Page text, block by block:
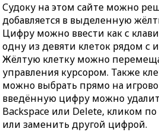
Судоку на этом сайте можно
добавляется в выделенную
Цифру можно ввести как с
одну из девяти клеток рядом с
Жёлтую клетку можно
управления курсором. Также
можно выбрать прямо на
введённую цифру можно
Backspace или Delete, кликом по
или заменить другой цифрой.